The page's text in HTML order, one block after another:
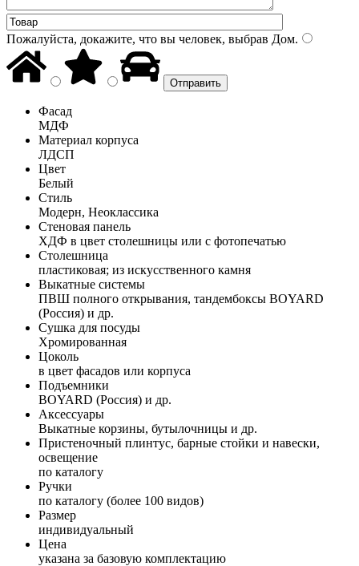
Пожалуйста, докажите, что вы человек, выбрав Дом.
Фасад
МДФ
Материал корпуса
ЛДСП
Цвет
Белый
Стиль
Модерн, Неоклассика
Стеновая панель
ХДФ в цвет столешницы или с фотопечатью
Столешница
пластиковая; из искусственного камня
Выкатные системы
ПВШ полного открывания, тандембоксы BOYARD
(Россия) и др.
Сушка для посуды
Хромированная
Цоколь
в цвет фасадов или корпуса
Подъемники
BOYARD (Россия) и др.
Аксессуары
Выкатные корзины, бутылочницы и др.
Пристеночный плинтус, барные стойки и навески,
освещение
по каталогу
Ручки
по каталогу (более 100 видов)
Размер
индивидуальный
Цена
указана за базовую комплектацию